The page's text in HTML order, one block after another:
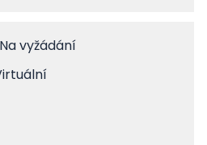
Na vyžádání